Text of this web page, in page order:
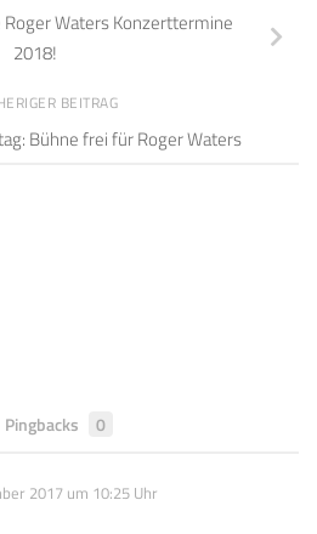
Waters Konzerttermine
2018!
BEITRAG
Bühne frei für Roger Waters
Pingbacks 0
2017 um 10:25 Uhr